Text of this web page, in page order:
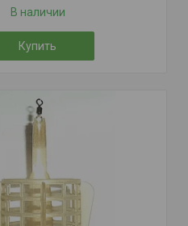
В наличии
Купить